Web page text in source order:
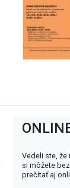
Vedeli ste,
si môžete
prečítať aj